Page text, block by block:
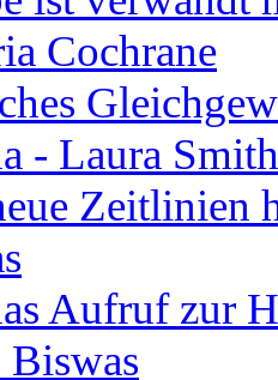
Cochrane
- Laura
Zeitlinien
Aufruf zur